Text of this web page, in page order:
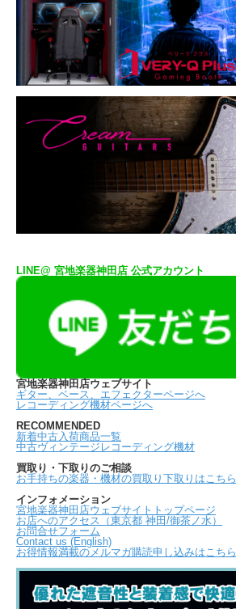
LINE@ 宮地楽器神田店 公式アカウント
宮地楽器神田店ウェブサイト
ギター、ベース、エフェクターページへ
レコーディング機材ページへ
RECOMMENDED
新着中古入荷商品一覧
中古ヴィンテージレコーディング機材
買取り・下取りのご相談
お手持ちの楽器・機材の買取り下取りはこちら
インフォメーション
宮地楽器神田店ウェブサイトトップページ
お店へのアクセス（東京都 神田/御茶ノ水）
お問合せフォーム
Contact us (English)
お得情報満載のメルマガ購読申し込みはこちら